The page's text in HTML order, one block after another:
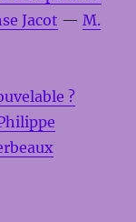
Jacot —M.
?